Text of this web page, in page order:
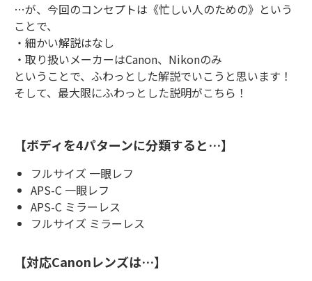
…が、今回のコンセプトは《忙しい人のための》という
ことで、
・細かい解説はなし
・取り扱いメーカーはCanon、Nikonのみ
ということで、ふわっとした解説でいこうと思います！
そして、最大限にふわっとした説明がこちら！
【ボディを4パターンに分類すると…】
フルサイズ 一眼レフ
APS-C 一眼レフ
APS-C ミラーレス
フルサイズ ミラーレス
【対応Canonレンズは…】